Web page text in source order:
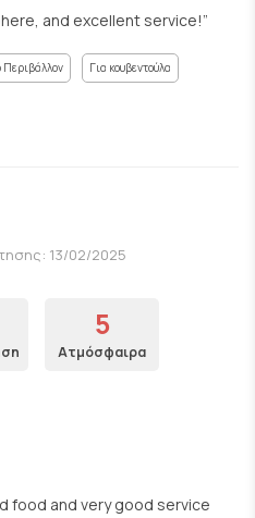
and excellent service!”
Περιβάλλον Για κουβεντούλα
13/02/2025
5
Ατμόσφαιρα
food and very good service